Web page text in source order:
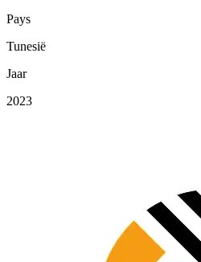
Pays
Tunesië
Jaar
2023